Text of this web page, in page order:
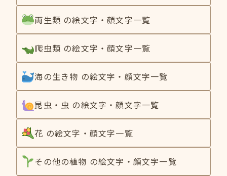
両生類 の絵文字・顔文字一覧
爬虫類 の絵文字・顔文字一覧
海の生き物 の絵文字・顔文字一覧
昆虫・虫 の絵文字・顔文字一覧
花 の絵文字・顔文字一覧
その他の植物 の絵文字・顔文字一覧